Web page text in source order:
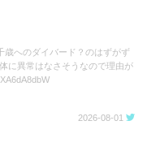
歳へのダイバード？のはずがず
に異常はなさそうなので理由が
2026-08-01